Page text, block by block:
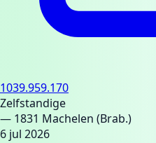
1039.959.170
Zelfstandige
— 1831 Machelen (Brab.)
6 jul 2026